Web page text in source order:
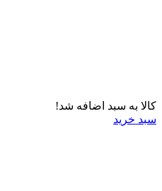
کالا به سبد اضافه شد!
سبد خرید